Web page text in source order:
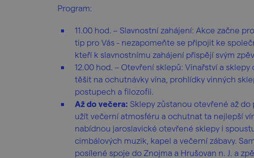
Program:
11.00 hod. – Slavnostní zahájení: Akce začne
tip pro Vás - nezapomeňte se připojit ke
kteří k slavnostnímu zahájení přispějí svým
12.00 hod. – Otevření sklepů: Vinařství a
těšit na ochutnávky vína, prohlídky vinných
postupech a filozofii.
Až do večera: Sklepy zůstanou otevřené až
užít večerní atmosféru a ochutnat ta nejlepší
nabídnou jaroslavické otevřené sklepy i
cimbálových muzik, kapel a večerní zábavy.
posílené spoje do Znojma a Hrušovan n. J. a